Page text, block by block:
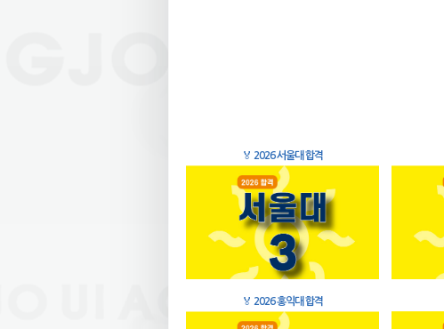
🏅 2026 서울대 합격
🏅 2026 홍익대 합격